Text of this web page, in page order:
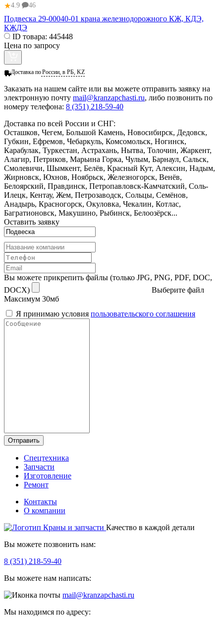
★4.9 46
Подвеска 29-00040-01 крана железнодорожного КЖ, КДЭ,
КЖДЭ
ID товара: 445448
Цена по запросу
Доставка поРоссии, в РБ, KZ
Заказать на нашем сайте или вы можете отправить заявку на
электронную почту mail@kranzapchasti.ru, либо позвонить по
номеру телефона: 8 (351) 218-59-40
Доставка по всей России и СНГ:
Осташков, Чегем, Большой Камень, Новосибирск, Дедовск,
Губкин, Ефремов, Чебаркуль, Комсомольск, Ногинск,
Карабулак, Туркестан, Астрахань, Нытва, Толочин, Жаркент,
Алагир, Петриков, Марьина Горка, Чулым, Барнаул, Сальск,
Смолевичи, Шымкент, Белёв, Красный Кут, Алексин, Надым,
Жирновск, Юхнов, Ноябрьск, Железногорск, Венёв,
Белоярский, Правдинск, Петропавловск-Камчатский, Соль-
Илецк, Кентау, Жем, Петрозаводск, Сольцы, Семёнов,
Анадырь, Красногорск, Окуловка, Чекалин, Котлас,
Багратионовск, Макушино, Рыбинск, Белоозёрск...
Оставить заявку
Вы можете прикрепить файлы (только JPG, PNG, PDF, DOC,
DOCX)
Выберите файл
Максимум 30мб
Я принимаю условия пользовательского соглашения
Отправить
Спецтехника
Запчасти
Изготовление
Ремонт
Контакты
О компании
Качество в каждой детали
Вы можете позвонить нам:
8 (351) 218-59-40
Вы можете нам написать:
mail@kranzapchasti.ru
Мы находимся по адресу: